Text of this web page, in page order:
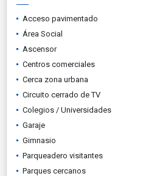
Acceso pavimentado
Área Social
Ascensor
Centros comerciales
Cerca zona urbana
Circuito cerrado de TV
Colegios / Universidades
Garaje
Gimnasio
Parqueadero visitantes
Parques cercanos